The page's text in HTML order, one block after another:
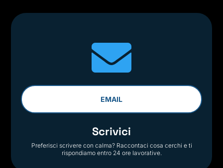

EMAIL
Scrivici
Preferisci scrivere con calma? Raccontaci cosa cerchi e ti
rispondiamo entro 24 ore lavorative.